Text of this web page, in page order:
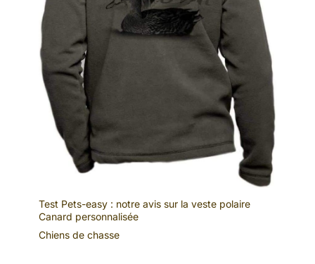
verouillage pour
protéger sécuriser
votre collier.
Test Pets-easy : notre avis sur la veste polaire
Canard personnalisée
Chiens de chasse